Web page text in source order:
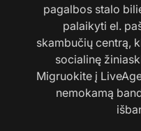
pagalbos stalo
palaikyti el.
skambučių centrą,
socialinę
Migruokite į
nemokamą